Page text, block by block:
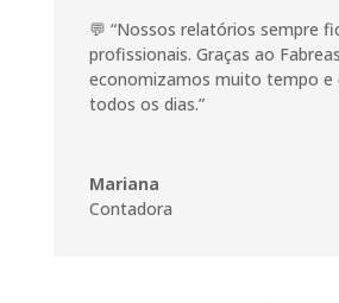
💬 “Nossos relatórios sempre
profissionais. Graças ao
economizamos muito tempo e
todos os dias.”
Mariana
Contadora